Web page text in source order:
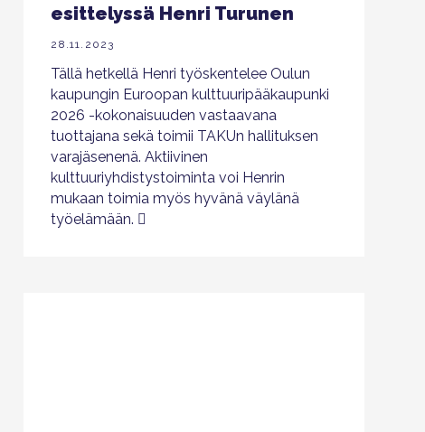
esittelyssä Henri Turunen
28.11.2023
Tällä hetkellä Henri työskentelee Oulun
kaupungin Euroopan kulttuuripääkaupunki
2026 -kokonaisuuden vastaavana
tuottajana sekä toimii TAKUn hallituksen
varajäsenenä. Aktiivinen
kulttuuriyhdistystoiminta voi Henrin
mukaan toimia myös hyvänä väylänä
työelämään.